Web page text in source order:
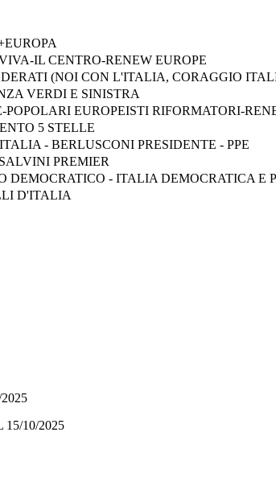
IL CENTRO-RENEW EUROPE
(NOI CON L'ITALIA, CORAGGIO
VERDI E SINISTRA
POPOLARI EUROPEISTI RIFORMATORI-
5 STELLE
- BERLUSCONI PRESIDENTE - PPE
PREMIER
DEMOCRATICO - ITALIA DEMOCRATICA E
D'ITALIA
10/2025